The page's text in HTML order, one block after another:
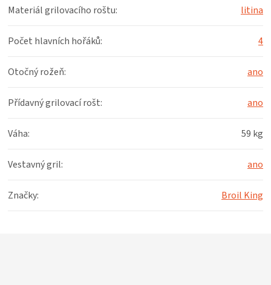
Materiál grilovacího roštu: litina
Počet hlavních hořáků: 4
Otočný rožeň: ano
Přídavný grilovací rošt: ano
Váha: 59 kg
Vestavný gril: ano
Značky: Broil King